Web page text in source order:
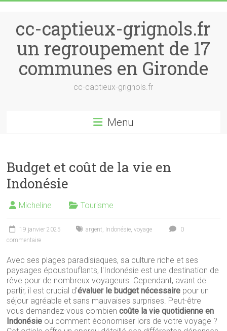
cc-captieux-grignols.fr
un regroupement de 17
communes en Gironde
cc-captieux-grignols.fr
Menu
Budget et coût de la vie en
Indonésie
Micheline Tourisme
19 janvier 2025 argent, Indonésie,voyage
0
commentaire
Avec ses plages paradisiaques, sa culture riche et ses
paysages époustouflants, l'Indonésie est une destination de
rêve pour de nombreux voyageurs. Cependant, avant de
partir, il est crucial d'évaluer le budget nécessaire pour un
séjour agréable et sans mauvaises surprises. Peut-être
vous demandez-vous combiencoûte la vie quotidienne en
Indonésie ou comment économiser lors de votre voyage ?